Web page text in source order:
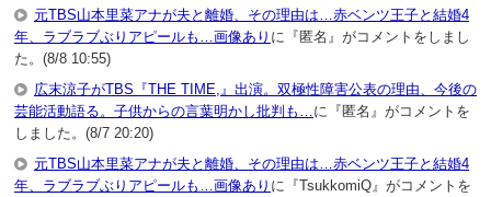
元TBS山本里菜アナが夫と離婚、その理由は…赤ベンツ王子と結婚4
年、ラブラブぶりアピールも…画像あり に『匿名』がコメントをしまし
た。(8/8 10:55)
広末涼子がTBS『THE TIME,』出演。双極性障害公表の理由、今後の
芸能活動語る。子供からの言葉明かし批判も… に『匿名』がコメントを
しました。(8/7 20:20)
元TBS山本里菜アナが夫と離婚、その理由は…赤ベンツ王子と結婚4
年、ラブラブぶりアピールも…画像あり に『TsukkomiQ』がコメントを